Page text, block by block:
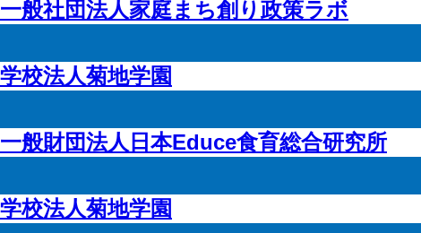
一般社団法人家庭まち創り政策ラボ
学校法人菊地学園
一般財団法人日本Educe食育総合研究所
学校法人菊地学園